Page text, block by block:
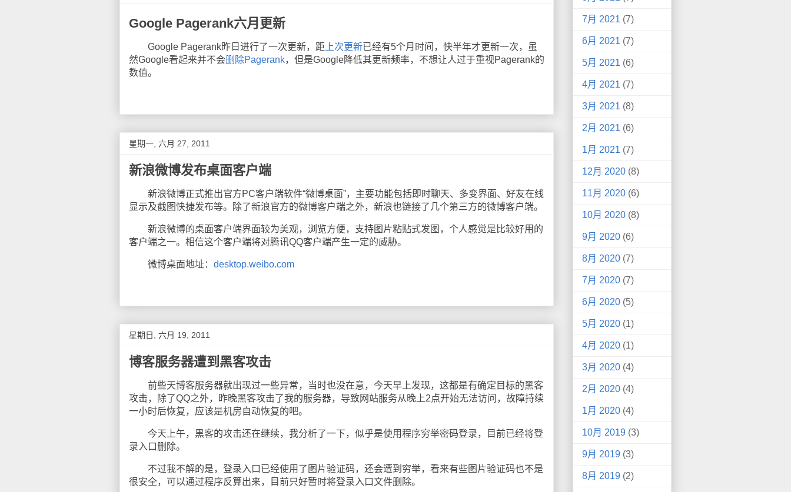
Google Pagerank六月更新
Google Pagerank昨日进行了一次更新，距 上次更新已经有5个月时间，快半年才更新一次，虽
然Google看起来并不会删除Pagerank，但是Google降低其更新频率，不想让人过于重视Pagerank的
数值。
星期一, 六月 27, 2011
新浪微博发布桌面客户端
新浪微博正式推出官方PC客户端软件“微博桌面”，主要功能包括即时聊天、多变界面、好友在线
显示及截图快捷发布等。除了新浪官方的微博客户端之外，新浪也链接了几个第三方的微博客户端。
新浪微博的桌面客户端界面较为美观，浏览方便，支持图片粘贴式发图，个人感觉是比较好用的
客户端之一。相信这个客户端将对腾讯QQ客户端产生一定的威胁。
微博桌面地址： desktop.weibo.com
星期日, 六月 19, 2011
博客服务器遭到黑客攻击
前些天博客服务器就出现过一些异常，当时也没在意，今天早上发现，这都是有确定目标的黑客
攻击，除了QQ之外，昨晚黑客攻击了我的服务器，导致网站服务从晚上2点开始无法访问，故障持续
一小时后恢复，应该是机房自动恢复的吧。
今天上午，黑客的攻击还在继续，我分析了一下，似乎是使用程序穷举密码登录，目前已经将登
录入口删除。
不过我不解的是，登录入口已经使用了图片验证码，还会遭到穷举，看来有些图片验证码也不是
很安全，可以通过程序反算出来，目前只好暂时将登录入口文件删除。
7月 2021 (7)
6月 2021 (7)
5月 2021 (6)
4月 2021 (7)
3月 2021 (8)
2月 2021 (6)
1月 2021 (7)
12月 2020 (8)
11月 2020 (6)
10月 2020 (8)
9月 2020 (6)
8月 2020 (7)
7月 2020 (7)
6月 2020 (5)
5月 2020 (1)
4月 2020 (1)
3月 2020 (4)
2月 2020 (4)
1月 2020 (4)
10月 2019 (3)
9月 2019 (3)
8月 2019 (2)